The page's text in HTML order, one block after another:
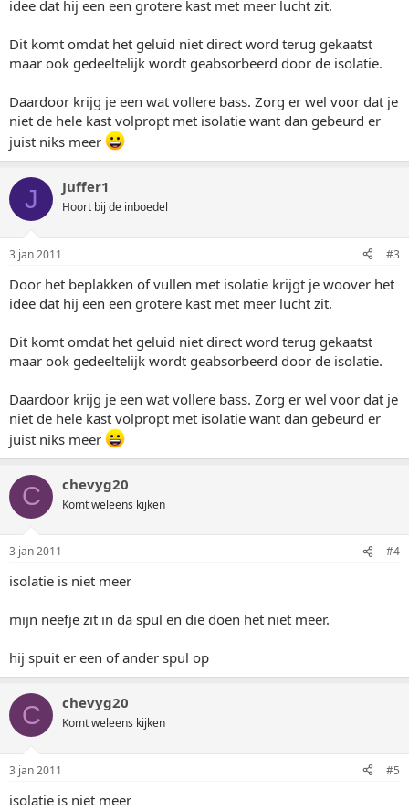
idee dat hij een een grotere kast met meer lucht zit.
Dit komt omdat het geluid niet direct word terug gekaatst
maar ook gedeeltelijk wordt geabsorbeerd door de isolatie.
Daardoor krijg je een wat vollere bass. Zorg er wel voor dat je
niet de hele kast volpropt met isolatie want dan gebeurd er
juist niks meer
J Juffer1
Hoort bij de inboedel
3 jan 2011 #3
Door het beplakken of vullen met isolatie krijgt je woover het
idee dat hij een een grotere kast met meer lucht zit.
Dit komt omdat het geluid niet direct word terug gekaatst
maar ook gedeeltelijk wordt geabsorbeerd door de isolatie.
Daardoor krijg je een wat vollere bass. Zorg er wel voor dat je
niet de hele kast volpropt met isolatie want dan gebeurd er
juist niks meer
C chevyg20
Komt weleens kijken
3 jan 2011 #4
isolatie is niet meer
mijn neefje zit in da spul en die doen het niet meer.
hij spuit er een of ander spul op
C chevyg20
Komt weleens kijken
3 jan 2011 #5
isolatie is niet meer